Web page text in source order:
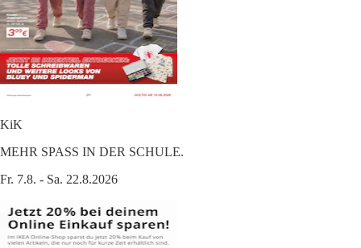
KiK
MEHR SPASS IN DER SCHULE.
Fr. 7.8. - Sa. 22.8.2026